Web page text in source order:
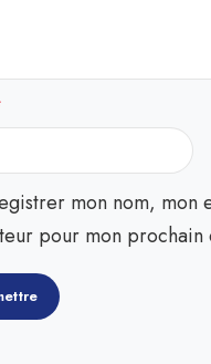
mon nom, mon
pour mon prochain